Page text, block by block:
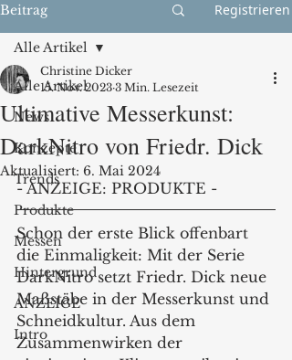
Beitrag Registrieren
Alle Artikel
News
Konzepte
Trends
Produkte
Messen
Hintergrund
ANZEIGE
Intro
Alle Artikel
Ultimative Messerkunst:
DarkNitro von Friedr. Dick
Christine Dicker
15. Nov. 2023 3 Min. Lesezeit
Aktualisiert: 6. Mai 2024
- ANZEIGE: PRODUKTE -
Schon der erste Blick offenbart
die Einmaligkeit: Mit der Serie
DarkNitro setzt Friedr. Dick neue
Maßstäbe in der Messerkunst und
Schneidkultur. Aus dem
Zusammenwirken der